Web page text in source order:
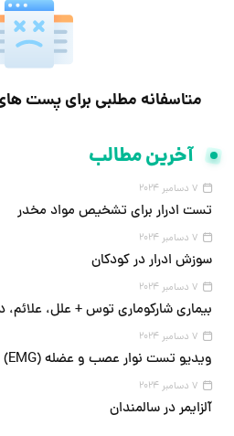
متاسفانه مطلبی برای پست
آخرین مطالب
7 دسامبر 2024
تست ادرار برای تشخیص مواد مخدر
7 دسامبر 2024
سوزش ادرار در کودکان
7 دسامبر 2024
بیماری شارکوماری توس + علل،
7 دسامبر 2024
ویدیو تست نوار عصب و عضله (EMG)
7 دسامبر 2024
آلزایمر در سالمندان